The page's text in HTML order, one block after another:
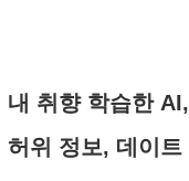
내 취향 학습한
허위 정보, 데이